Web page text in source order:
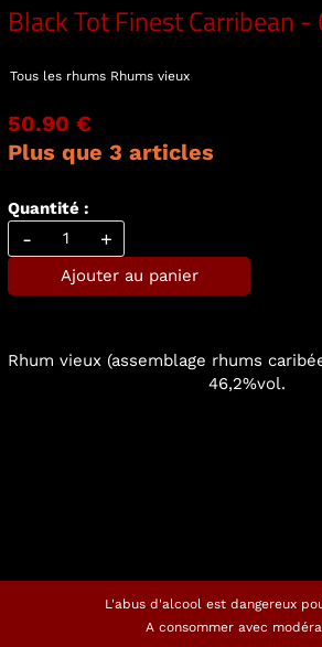
Black Tot Finest Carribean -
Tous les rhums Rhums vieux
50.90 €
Plus que 3 articles
Quantité :
- +
Ajouter au panier
Rhum vieux (assemblage rhums
46,2%vol.
L'abus d'alcool est dangereux
A consommer avec